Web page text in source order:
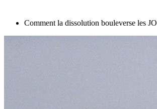
Comment la dissolution bouleverse les JO